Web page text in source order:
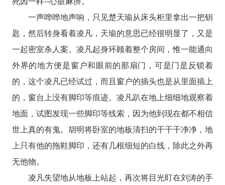
一声哗哗地声响，只见楚天瑜从床头柜里拿出一把钥
匙，然后转身看着凌凡，天瑜的意思已经很明显了，又是
一起密室杀人案。凌凡起身环顾着整个房间，惟一能通向
外界的地方便是窗户和眼前的那扇门，可是门是反锁着
的，这个凌凡已经试过，而且窗户的插头也是从里面插上
的，窗台上没有脚印等痕迹。凌凡趴在地上细细地观察着
地面，试图发现一些脚印等线索，因为他到现在都不相信
世上真的有鬼。胡明将卧室的地板清扫的干干干净净，地
上只有他的拖鞋脚印，还有几根细短的白线，除此之外再
无他物。
凌凡失望地从地板上站起，再次将目光盯在刘涛的手